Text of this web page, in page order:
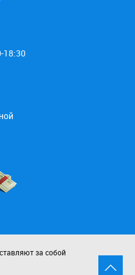
18:30
за собой